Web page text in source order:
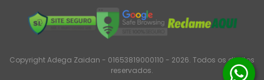
Copyright Adega Zaidan - 01653819000110 - 2026. Todos os direitos
reservados.